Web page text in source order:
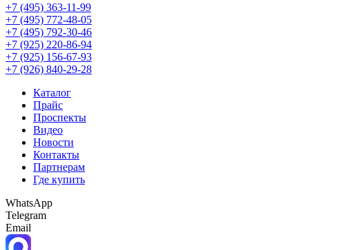
+7 (495) 363-11-99
+7 (495) 772-48-05
+7 (495) 792-30-46
+7 (925) 220-86-94
+7 (925) 156-67-93
+7 (926) 840-29-28
Каталог
Прайс
Проспекты
Видео
Новости
Контакты
Партнерам
Где купить
WhatsApp
Telegram
Email